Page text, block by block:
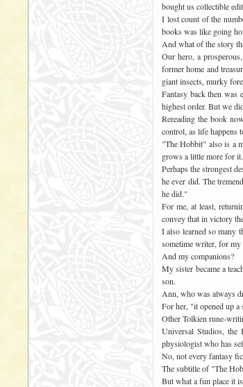
bought us collectible
I lost count of the
books was like going
And what of the story
Our hero, a
former home and
giant insects, murky
Fantasy back then
highest order. But we
Rereading the book
control, as life happens
"The Hobbit" also is a
grows a little more for it.
Perhaps the strongest
he ever did. The
he did."
For me, at least,
convey that in victory
I also learned so many
sometime writer, for
And my companions?
My sister became a
son.
Ann, who was always
For her, "it opened up
Other Tolkien rune-
Universal Studios, the
physiologist who has
No, not every fantasy
The subtitle of "The
But what a fun place it